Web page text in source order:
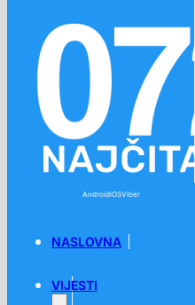
AndroidiOSViber
NASLOVNA
VIJESTI